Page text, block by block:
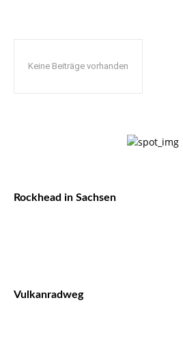
Keine Beiträge vorhanden
Rockhead in Sachsen
Vulkanradweg